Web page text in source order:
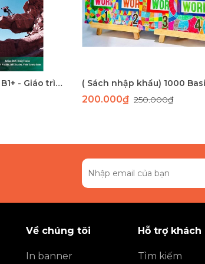
Sách học Empower B1+ - Giáo trình học tiếng Anh giao tiếp trình độ B1+
200.000₫ 250.000₫
Về chúng tôi
In banner
Hỗ trợ khách
Tìm kiếm